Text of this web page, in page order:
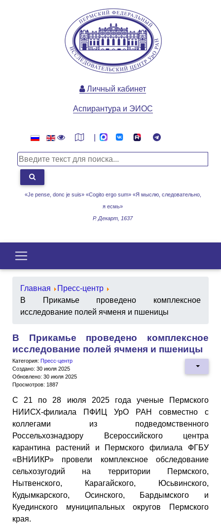
«Je pense, donc je suis» «Cogito ergo sum» «Я мыслю, следовательно,
я есмь»
Р. Декарт, 1637
Личный кабинет
Аспирантура и ЭИОС
Главная
Пресс-центр
В Прикамье проведено комплексное
исследование полей ячменя и пшеницы
В Прикамье проведено комплексное
исследование полей ячменя и пшеницы
Категория: Пресс-центр
Создано: 30 июля 2025
Обновлено: 30 июля 2025
Просмотров: 1887
С 21 по 28 июля 2025 года ученые Пермского
НИИСХ-филиала ПФИЦ УрО РАН совместно с
коллегами из подведомственного
Россельхознадзору Всероссийского центра
карантина растений и Пермского филиала ФГБУ
«ВНИИКР» провели комплексное обследование
сельхозугодий на территории Пермского,
Нытвенского, Карагайского, Юсьвинского,
Кудымкарского, Осинского, Бардымского и
Куединского муниципальных округов Пермского
края.